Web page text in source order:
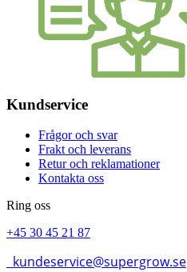
Kundservice
Frågor och svar
Frakt och leverans
Retur och reklamationer
Kontakta oss
Ring oss
+45 30 45 21 87
kundeservice@supergrow.se